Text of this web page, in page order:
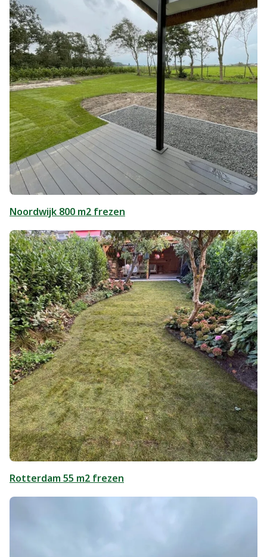
Noordwijk 800 m2 frezen
Rotterdam 55 m2 frezen